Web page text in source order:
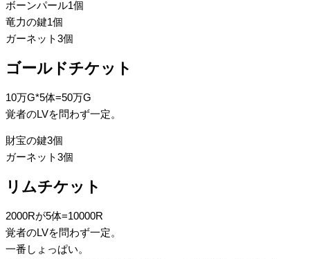
ボーンパール1個
竜力の鍵1個
ガーネット3個
ゴールドチケット
10万G*5体=50万G
覚者のLVを問わず一定。
財宝の鍵3個
ガーネット3個
リムチケット
2000Rが5体=10000R
覚者のLVを問わず一定。
一番しょっぱい。